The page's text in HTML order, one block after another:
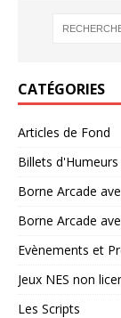
CATÉGORIES
Articles de Fond
Billets d'Humeurs
Borne Arcade
Borne Arcade
Evènements et
Jeux NES non
Les Scripts